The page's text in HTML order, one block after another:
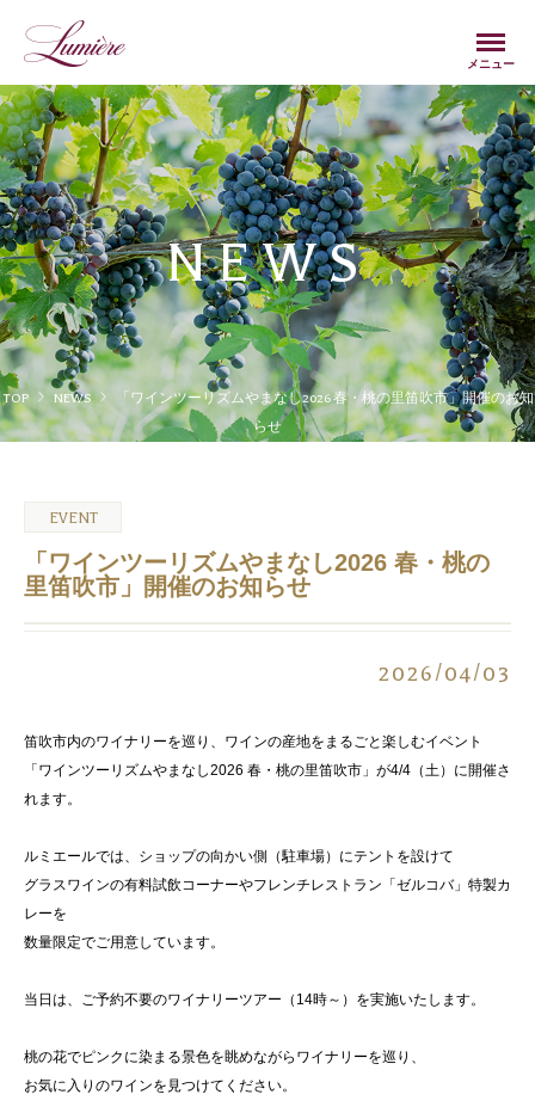
メニュー
NEWS
TOP NEWS
「ワインツーリズムやまなし2026 春・桃の里笛吹市」開催のお知
らせ
EVENT
「ワインツーリズムやまなし2026 春・桃の
里笛吹市」開催のお知らせ
2026/04/03
笛吹市内のワイナリーを巡り、ワインの産地をまるごと楽しむイベント
「ワインツーリズムやまなし2026 春・桃の里笛吹市」が4/4（土）に開催さ
れます。
ルミエールでは、ショップの向かい側（駐車場）にテントを設けて
グラスワインの有料試飲コーナーやフレンチレストラン「ゼルコバ」特製カ
レーを
数量限定でご用意しています。
当日は、ご予約不要のワイナリーツアー（14時～）を実施いたします。
桃の花でピンクに染まる景色を眺めながらワイナリーを巡り、
お気に入りのワインを見つけてください。